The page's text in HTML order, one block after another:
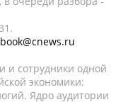
book@cnews.ru
и сотрудники одной
экономики:
Ядро аудитории